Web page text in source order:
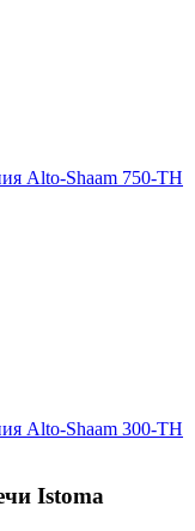
Alto-Shaam 750-TH
Alto-Shaam 300-TH
Istoma